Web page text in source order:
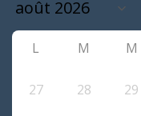
L M M
27 28 29